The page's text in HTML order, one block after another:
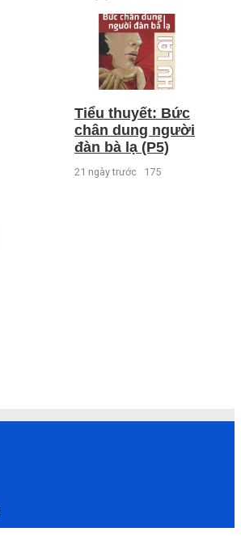
Tiểu thuyết: Bức
chân dung người
đàn bà lạ (P5)
21 ngày trước 175